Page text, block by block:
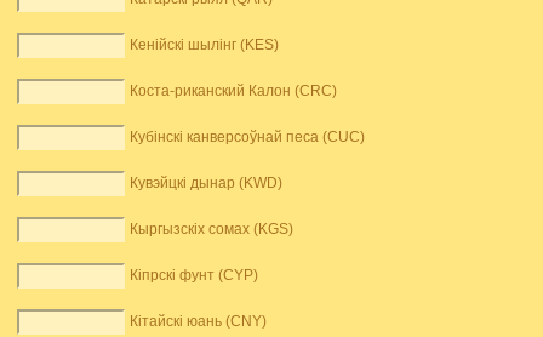
Кенійскі шылінг (KES)
Коста-риканский Калон (CRC)
Кубінскі канверсоўнай песа (CUC)
Кувэйцкі дынар (KWD)
Кыргызскіх сомах (KGS)
Кіпрскі фунт (CYP)
Кітайскі юань (CNY)